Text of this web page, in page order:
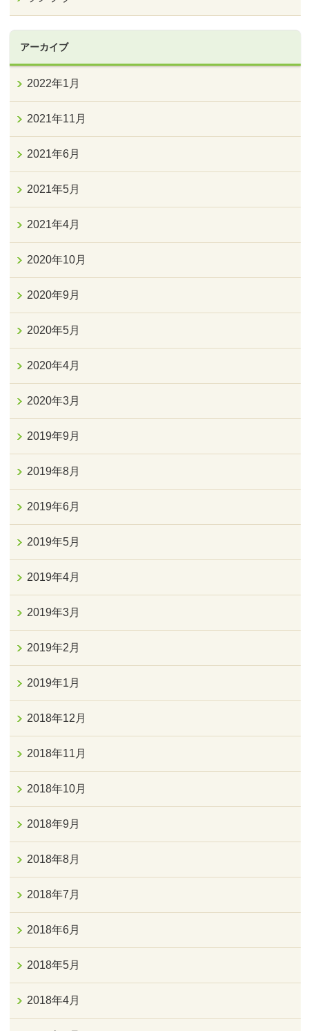
アーカイブ
2022年1月
2021年11月
2021年6月
2021年5月
2021年4月
2020年10月
2020年9月
2020年5月
2020年4月
2020年3月
2019年9月
2019年8月
2019年6月
2019年5月
2019年4月
2019年3月
2019年2月
2019年1月
2018年12月
2018年11月
2018年10月
2018年9月
2018年8月
2018年7月
2018年6月
2018年5月
2018年4月